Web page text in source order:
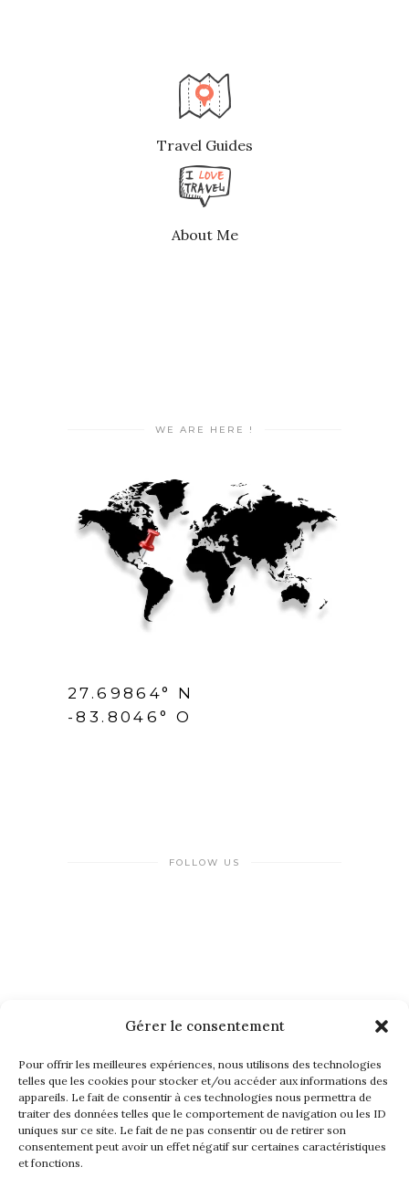
Gérer le consentement
Pour offrir les meilleures expériences, nous utilisons des technologies
telles que les cookies pour stocker et/ou accéder aux informations des
appareils. Le fait de consentir à ces technologies nous permettra de
traiter des données telles que le comportement de navigation ou les ID
uniques sur ce site. Le fait de ne pas consentir ou de retirer son
consentement peut avoir un effet négatif sur certaines caractéristiques
et fonctions.
Travel Guides
About Me
WE ARE HERE !
27.69864° N
-83.8046° O
FOLLOW US